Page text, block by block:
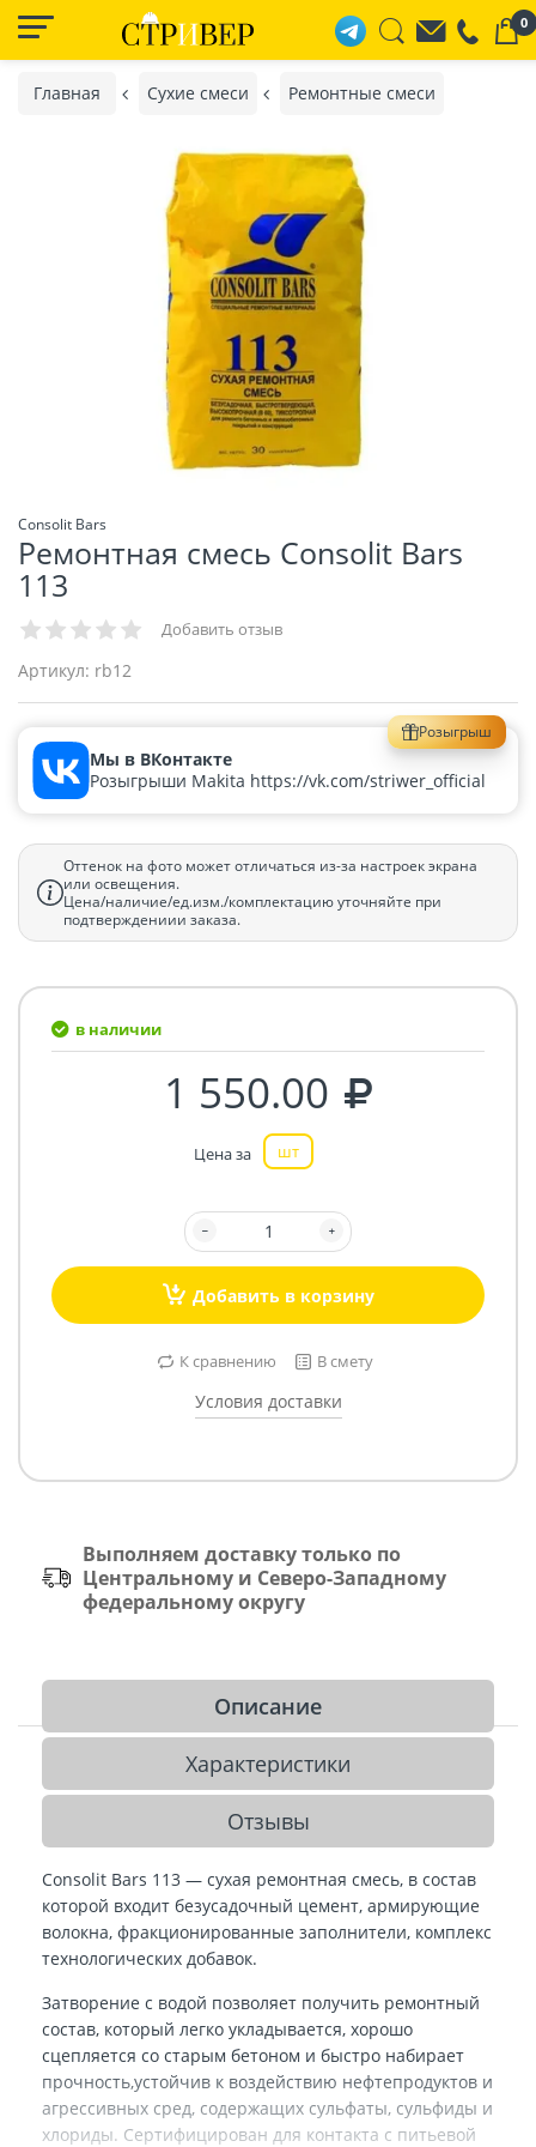
0
Главная Сухие смеси Ремонтные смеси
Consolit Bars
Ремонтная смесь Consolit Bars
113
Добавить отзыв
Артикул: rb12
Розыгрыш
Мы в ВКонтакте
Розыгрыши Makita https://vk.com/striwer_official
Оттенок на фото может отличаться из-за настроек экрана
или освещения.
Цена/наличие/ед.изм./комплектацию уточняйте при
подтверждениии заказа.
в наличии
1 550.00
Цена за шт
Добавить в корзину
К сравнению В смету
Условия доставки
Выполняем доставку только по
Центральному и Северо-Западному
федеральному округу
Описание
Характеристики
Отзывы
Consolit Bars 113 — сухая ремонтная смесь, в состав
которой входит безусадочный цемент, армирующие
волокна, фракционированные заполнители, комплекс
технологических добавок.
Затворение с водой позволяет получить ремонтный
состав, который легко укладывается, хорошо
сцепляется со старым бетоном и быстро набирает
прочность,устойчив к воздействию нефтепродуктов и
агрессивных сред, содержащих сульфаты, сульфиды и
хлориды. Сертифицирован для контакта с питьевой